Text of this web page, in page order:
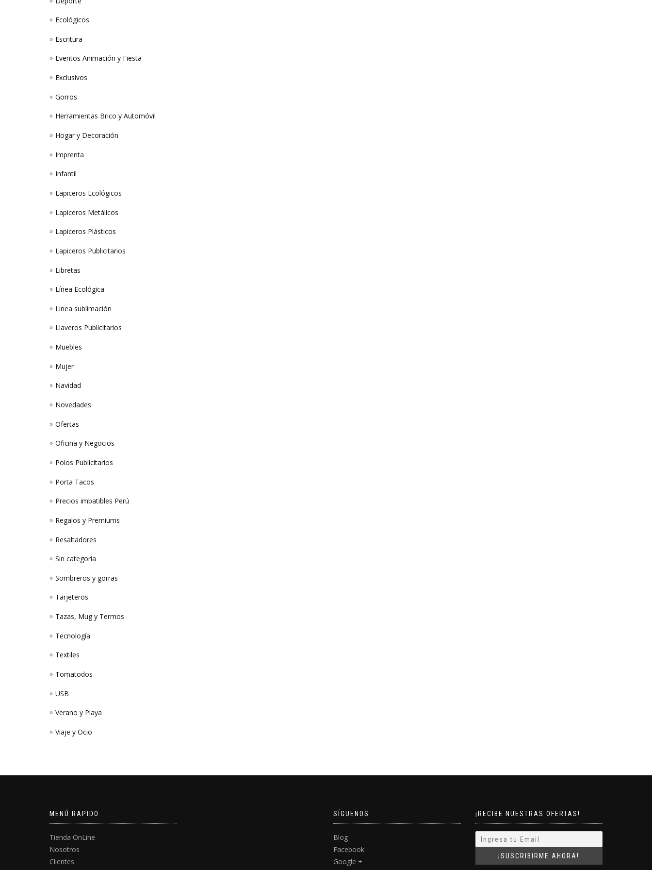
Ecológicos
Escritura
Eventos Animación y Fiesta
Exclusivos
Gorros
Herramientas Brico y Automóvil
Hogar y Decoración
Imprenta
Infantil
Lapiceros Ecológicos
Lapiceros Metálicos
Lapiceros Plásticos
Lapiceros Publicitarios
Libretas
Línea Ecológica
Linea sublimación
Llaveros Publicitarios
Muebles
Mujer
Navidad
Novedades
Ofertas
Oficina y Negocios
Polos Publicitarios
Porta Tacos
Precios imbatibles Perú
Regalos y Premiums
Resaltadores
Sin categoría
Sombreros y gorras
Tarjeteros
Tazas, Mug y Termos
Tecnología
Textiles
Tomatodos
USB
Verano y Playa
Viaje y Ocio
MENÚ RAPIDO
Tienda OnLine
Nosotros
Clientes
SÍGUENOS
Blog
Facebook
Google +
¡RECIBE NUESTRAS OFERTAS!